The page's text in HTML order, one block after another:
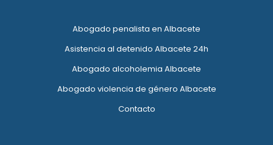
Abogado penalista en Albacete
Asistencia al detenido Albacete 24h
Abogado alcoholemia Albacete
Abogado violencia de género Albacete
Contacto